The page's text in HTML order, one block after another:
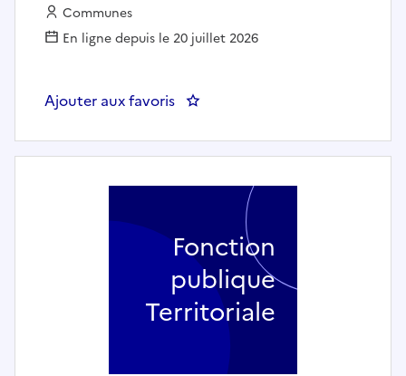
Employeur :
Communes
En ligne depuis le 20 juillet 2026
Ajouter aux favoris : Gestionnaire Technique en
Fonction
publique
Territoriale